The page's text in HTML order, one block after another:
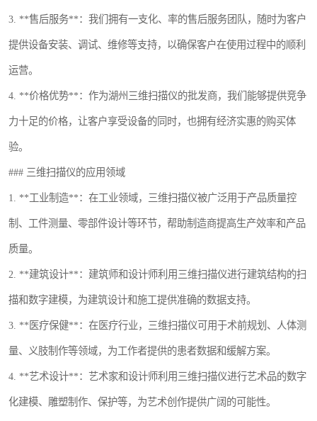
3. **售后服务**：我们拥有一支化、率的售后服务团队，随时为客户
提供设备安装、调试、维修等支持，以确保客户在使用过程中的顺利
运营。
4. **价格优势**：作为湖州三维扫描仪的批发商，我们能够提供竞争
力十足的价格，让客户享受设备的同时，也拥有经济实惠的购买体
验。
### 三维扫描仪的应用领域
1. **工业制造**：在工业领域，三维扫描仪被广泛用于产品质量控
制、工件测量、零部件设计等环节，帮助制造商提高生产效率和产品
质量。
2. **建筑设计**：建筑师和设计师利用三维扫描仪进行建筑结构的扫
描和数字建模，为建筑设计和施工提供准确的数据支持。
3. **医疗保健**：在医疗行业，三维扫描仪可用于术前规划、人体测
量、义肢制作等领域，为工作者提供的患者数据和缓解方案。
4. **艺术设计**：艺术家和设计师利用三维扫描仪进行艺术品的数字
化建模、雕塑制作、保护等，为艺术创作提供广阔的可能性。